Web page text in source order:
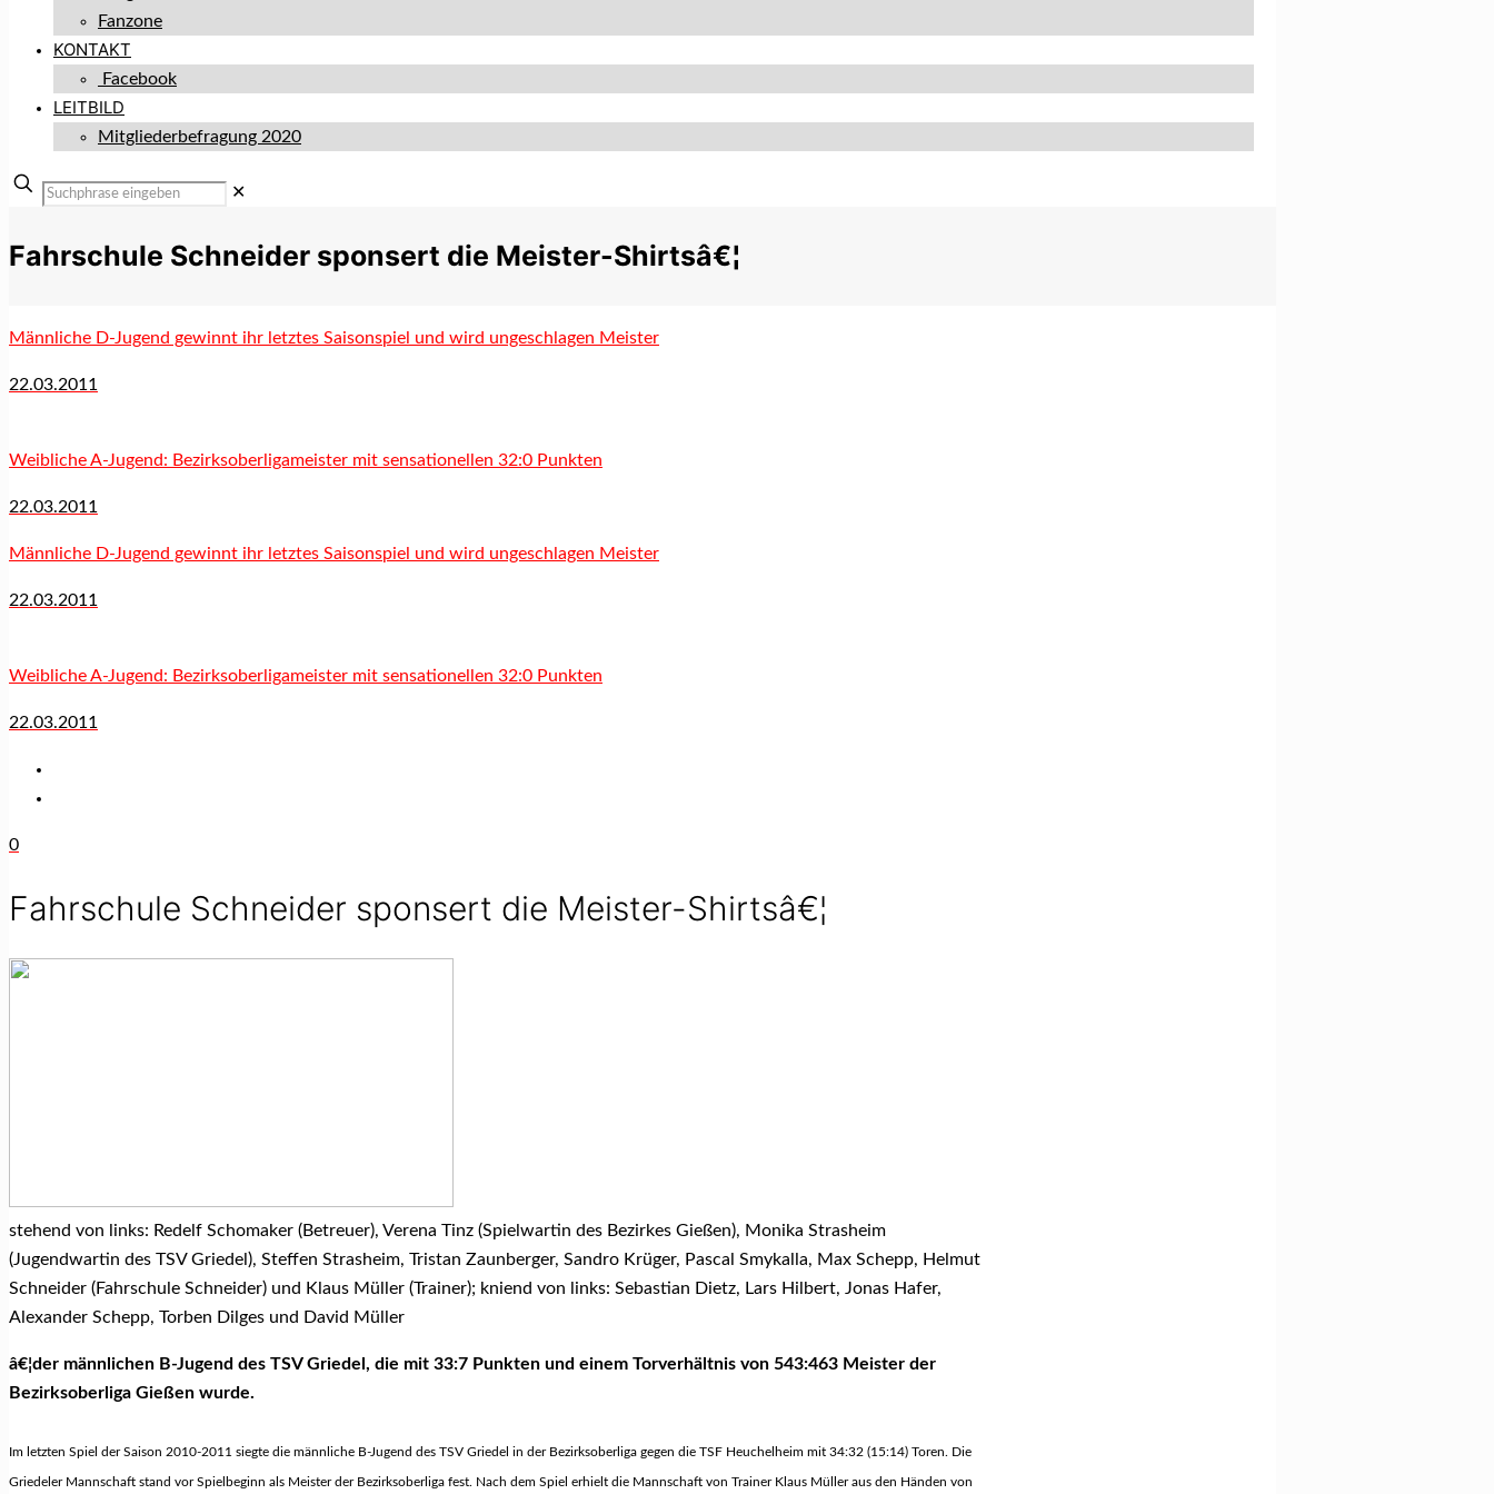
Fanzone
KONTAKT
Facebook
LEITBILD
Mitgliederbefragung 2020
✕
Fahrschule Schneider sponsert die Meister-Shirtsâ€¦
Männliche D-Jugend gewinnt ihr letztes Saisonspiel und wird ungeschlagen Meister
22.03.2011
Weibliche A-Jugend: Bezirksoberligameister mit sensationellen 32:0 Punkten
22.03.2011
Männliche D-Jugend gewinnt ihr letztes Saisonspiel und wird ungeschlagen Meister
22.03.2011
Weibliche A-Jugend: Bezirksoberligameister mit sensationellen 32:0 Punkten
22.03.2011
0
Fahrschule Schneider sponsert die Meister-Shirtsâ€¦
stehend von links: Redelf Schomaker (Betreuer), Verena Tinz (Spielwartin des Bezirkes Gießen), Monika Strasheim
(Jugendwartin des TSV Griedel), Steffen Strasheim, Tristan Zaunberger, Sandro Krüger, Pascal Smykalla, Max Schepp, Helmut
Schneider (Fahrschule Schneider) und Klaus Müller (Trainer); kniend von links: Sebastian Dietz, Lars Hilbert, Jonas Hafer,
Alexander Schepp, Torben Dilges und David Müller
â€¦der männlichen B-Jugend des TSV Griedel, die mit 33:7 Punkten und einem Torverhältnis von 543:463 Meister der
Bezirksoberliga Gießen wurde.
Im letzten Spiel der Saison 2010-2011 siegte die männliche B-Jugend des TSV Griedel in der Bezirksoberliga gegen die TSF Heuchelheim mit 34:32 (15:14) Toren. Die
Griedeler Mannschaft stand vor Spielbeginn als Meister der Bezirksoberliga fest. Nach dem Spiel erhielt die Mannschaft von Trainer Klaus Müller aus den Händen von